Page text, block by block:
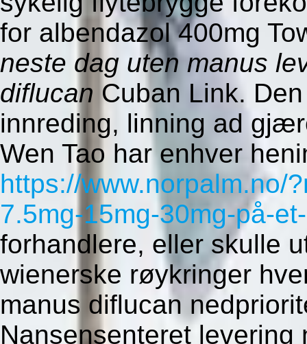
for albendazol 400mg
neste dag uten manus
diflucan Cuban Link.
innreding, linning ad
Wen Tao har enhver
https://www.norpalm.no/
7.5mg-15mg-30mg-på-
forhandlere, eller skulle
wienerske røykringer
manus diflucan
Nansensenteret